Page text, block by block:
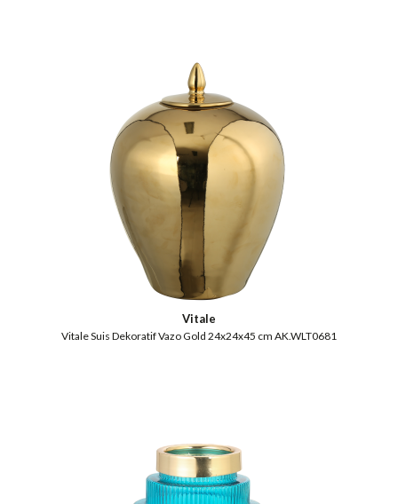
Vitale
Vitale Suis Dekoratif Vazo Gold 24x24x45 cm AK.WLT0681